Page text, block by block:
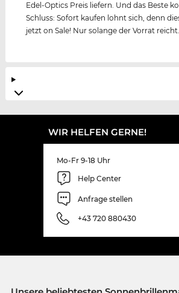
Edel-Optics Preis liefern. Und das Beste
Schluss: Sofort kaufen lohnt sich, denn
jetzt on Sale! Nur solange der Vorrat reicht.
WIR HELFEN GERNE!
Mo-Fr 9-18 Uhr
Help Center
Anfrage stellen
+43 720 880430